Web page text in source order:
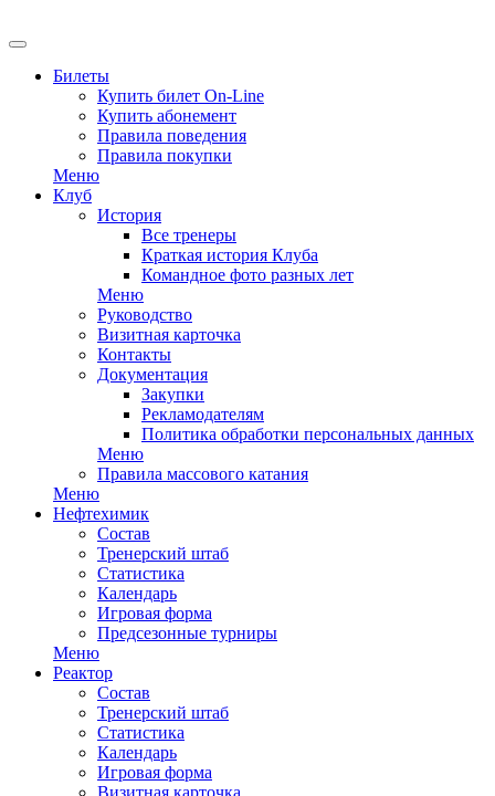
Билеты
Купить билет On-Line
Купить абонемент
Правила поведения
Правила покупки
Меню
Клуб
История
Все тренеры
Краткая история Клуба
Командное фото разных лет
Меню
Руководство
Визитная карточка
Контакты
Документация
Закупки
Рекламодателям
Политика обработки персональных данных
Меню
Правила массового катания
Меню
Нефтехимик
Состав
Тренерский штаб
Статистика
Календарь
Игровая форма
Предсезонные турниры
Меню
Реактор
Состав
Тренерский штаб
Статистика
Календарь
Игровая форма
Визитная карточка